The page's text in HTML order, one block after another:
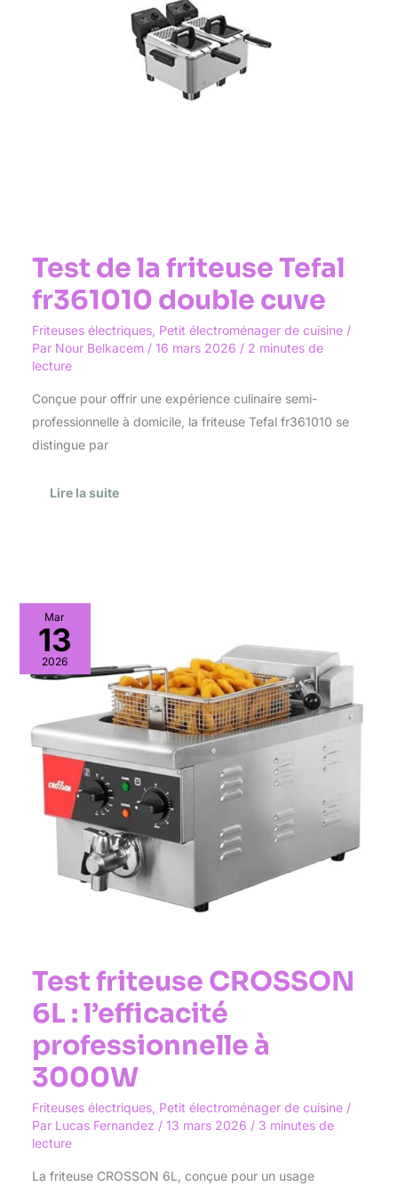
Test de la friteuse Tefal
fr361010 double cuve
Friteuses électriques, Petit électroménager de cuisine/
Par Nour Belkacem / 16 mars 2026 / 2 minutes de
lecture
Conçue pour offrir une expérience culinaire semi-
professionnelle à domicile, la friteuse Tefal fr361010 se
distingue par
Lire la suite
Mar
13
2026
Test friteuse CROSSON
6L : l’efficacité
professionnelle à
3000W
Friteuses électriques, Petit électroménager de cuisine/
Par Lucas Fernandez / 13 mars 2026 / 3 minutes de
lecture
La friteuse CROSSON 6L, conçue pour un usage
Test
friteuse
CROSSON
6L
:
l’efficacité
professionnelle
à
3000W